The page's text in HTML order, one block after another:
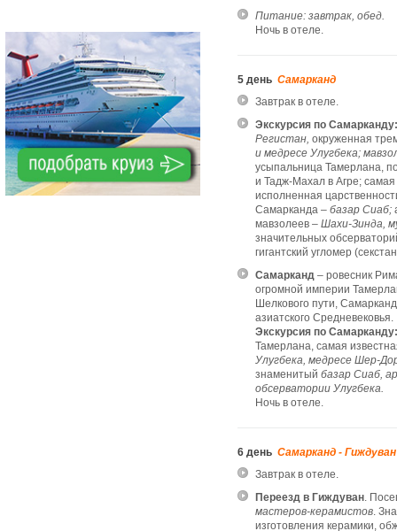
Питание: завтрак, обед.
Ночь в отеле.
5 день Самарканд
Завтрак в отеле.
Экскурсия по Самарканду:
Регистан, окруженная
и медресе Улугбека;
усыпальница Тамерлана,
и Тадж-Махал в Агре;
исполненная
Самарканда – базар Сиаб;
мавзолеев – Шахи-Зинда,
значительных
гигантский угломер
Самарканд – ровесник
огромной империи
Шелкового пути,
азиатского Средневековья.
Экскурсия по
Тамерлана, самая
Улугбека, медресе Шер-
знаменитый базар Сиаб,
обсерватории Улугбека.
Ночь в отеле.
6 день Самарканд -
Завтрак в отеле.
Переезд в Гиждуван.
мастеров-керамистов.
изготовления керамики,